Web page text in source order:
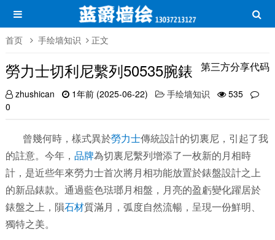
首页 手绘墙知识 正文
勞力士切利尼繫列50535腕錶 第三方分享代码
zhushican 1年前 (2025-06-22) 手绘墙知识
535
0
曾幾何時，樣式異於勞力士傳統設計的切裏尼，引起了我
的註意。今年， 品牌為切裏尼繫列增添了一枚新的月相時
計，是近些年來勞力士首次將月相功能放置於錶盤設計之上
的新品錶款。通過藍色琺瑯月相盤，月亮的盈虧變化躍居於
錶盤之上，隕石材質滿月，弧度自然流暢，呈現一份鮮明、
獨特之美。